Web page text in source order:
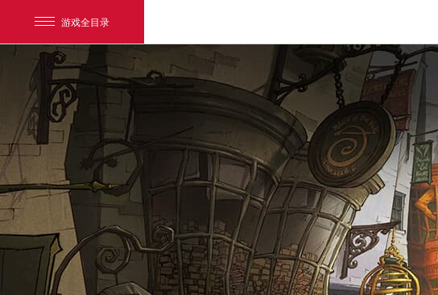
游戏全目录
网易游戏
游戏爱好者
我的足迹： 哈利波特：魔法觉醒